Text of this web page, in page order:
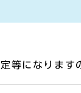
等になります